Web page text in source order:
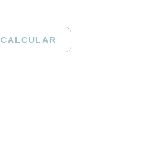
CALCULAR